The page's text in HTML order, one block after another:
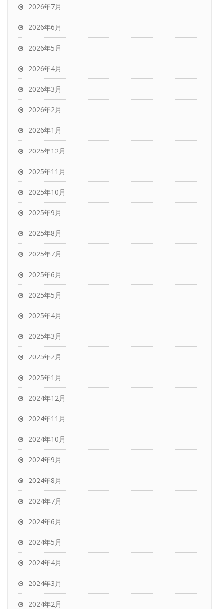
2026年7月
2026年6月
2026年5月
2026年4月
2026年3月
2026年2月
2026年1月
2025年12月
2025年11月
2025年10月
2025年9月
2025年8月
2025年7月
2025年6月
2025年5月
2025年4月
2025年3月
2025年2月
2025年1月
2024年12月
2024年11月
2024年10月
2024年9月
2024年8月
2024年7月
2024年6月
2024年5月
2024年4月
2024年3月
2024年2月